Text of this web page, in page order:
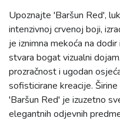
Upoznajte 'Baršun Red',
intenzivnoj crvenoj boji,
je iznimna mekoća na
stvara bogat vizualni
prozračnost i ugodan
sofisticirane kreacije.
'Baršun Red' je izuzetno
elegantnih odjevnih